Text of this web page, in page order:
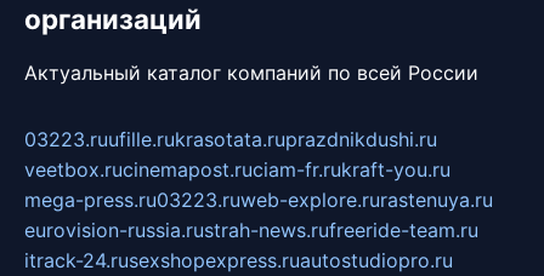
организаций
Актуальный каталог компаний по всей России
03223.ruufille.rukrasotata.ruprazdnikdushi.ru
veetbox.rucinemapost.ruciam-fr.rukraft-you.ru
mega-press.ru03223.ruweb-explore.rurastenuya.ru
eurovision-russia.rustrah-news.rufreeride-team.ru
itrack-24.rusexshopexpress.ruautostudiopro.ru